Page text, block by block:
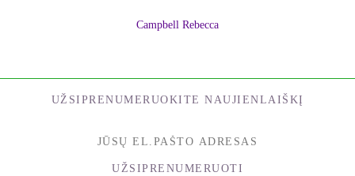
Campbell Rebecca
UŽSIPRENUMERUOKITE NAUJIENLAIŠKĮ
UŽSIPRENUMERUOTI